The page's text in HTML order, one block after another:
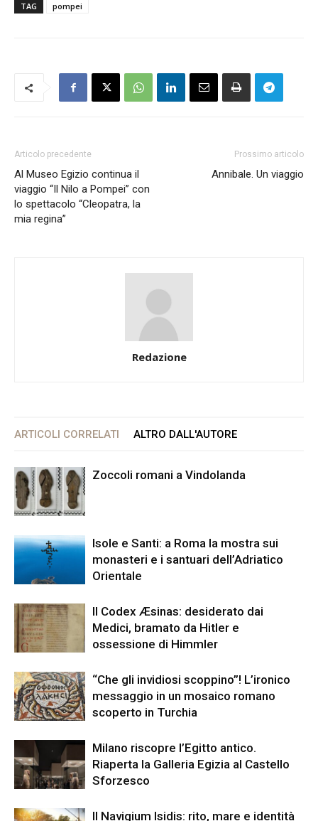
TAG pompei
Articolo precedente
Al Museo Egizio continua il
viaggio “Il Nilo a Pompei” con
lo spettacolo “Cleopatra, la
mia regina”
Prossimo articolo
Annibale. Un viaggio
Redazione
ARTICOLI CORRELATI ALTRO DALL'AUTORE
Zoccoli romani a Vindolanda
Isole e Santi: a Roma la mostra sui
monasteri e i santuari dell’Adriatico
Orientale
Il Codex Æsinas: desiderato dai
Medici, bramato da Hitler e
ossessione di Himmler
“Che gli invidiosi scoppino”! L’ironico
messaggio in un mosaico romano
scoperto in Turchia
Milano riscopre l’Egitto antico.
Riaperta la Galleria Egizia al Castello
Sforzesco
Il Navigium Isidis: rito, mare e identità